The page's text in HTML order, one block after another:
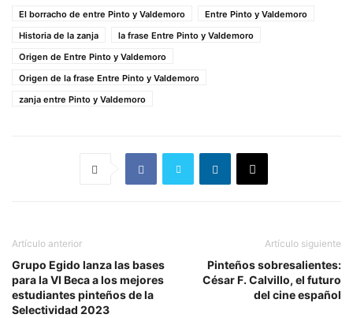
El borracho de entre Pinto y Valdemoro
Entre Pinto y Valdemoro
Historia de la zanja
la frase Entre Pinto y Valdemoro
Origen de Entre Pinto y Valdemoro
Origen de la frase Entre Pinto y Valdemoro
zanja entre Pinto y Valdemoro
Artículo anterior
Grupo Egido lanza las bases
para la VI Beca a los mejores
estudiantes pinteños de la
Selectividad 2023
Artículo siguiente
Pinteños sobresalientes:
César F. Calvillo, el futuro
del cine español